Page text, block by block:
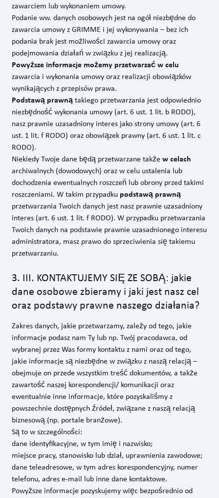
zawarciem lub wykonaniem umowy.
Podanie ww. danych osobowych jest na ogół niezbędne do
zawarcia umowy z GRIMME i jej wykonywania – bez ich
podania brak jest możliwości zawarcia umowy oraz
podejmowania działań w związku z jej realizacją.
Powyższe informacje możemy przetwarzać w celu
zawarcia i wykonania umowy oraz realizacji obowiązków
wynikających z przepisów prawa.
Podstawą prawnątakiego przetwarzania jest odpowiednio
niezbędność wykonania umowy (art. 6 ust. 1 lit. b RODO),
nasz prawnie uzasadniony interes jako strony umowy (art. 6
ust. 1 lit. f RODO) oraz obowiązek prawny (art. 6 ust. 1 lit. c
RODO).
Niekiedy Twoje dane będą przetwarzane takżew celach
archiwalnych (dowodowych) oraz w celu ustalenia lub
dochodzenia ewentualnych roszczeń lub obrony przed takimi
roszczeniami. W takim przypadku podstawą prawną
przetwarzania Twoich danych jest nasz prawnie uzasadniony
interes (art. 6 ust. 1 lit. f RODO). W przypadku przetwarzania
Twoich danych na podstawie prawnie uzasadnionego interesu
administratora, masz prawo do sprzeciwienia się takiemu
przetwarzaniu.
3. III. KONTAKTUJEMY SIĘ ZE SOBĄ: jakie
dane osobowe zbieramy i jaki jest nasz cel
oraz podstawy prawne naszego działania?
Zakres danych, jakie przetwarzamy, zależy od tego, jakie
informacje podasz nam Ty lub np. Twój pracodawca, od
wybranej przez Was formy kontaktu z nami oraz od tego,
jakie informacje są niezbędne w związku z naszą relacją –
obejmuje on przede wszystkim treść dokumentów, a także
zawartość naszej korespondencji/ komunikacji oraz
ewentualnie inne informacje, które pozyskaliśmy z
powszechnie dostępnych źródeł, związane z naszą relacją
biznesową (np. portale branżowe).
Są to w szczególności:
dane identyfikacyjne, w tym imię i nazwisko;
miejsce pracy, stanowisko lub dział, uprawnienia zawodowe;
dane teleadresowe, w tym adres korespondencyjny, numer
telefonu, adres e-mail lub inne dane kontaktowe.
Powyższe informacje pozyskujemy więc bezpośrednio od